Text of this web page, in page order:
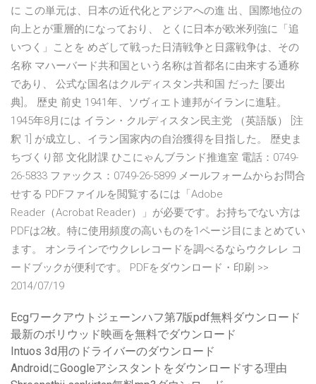
に この単元は、日本の近代化とアジアへの進 出、国際地位の
向上とが重層的になっており、 とくに日本が欧米列強に「追
いつく」ことを めざして戦った日清戦争と日露戦争は、その
名称 マハーバード共和国という名称は首都名に由来する通称
であり、 公式な国名はクルディスタン共和国 だった [要出
典]。 歴史 前史 1941年、ソヴィエト連邦がイランに進駐。
1945年8月には イラン・クルディスタン民主党 （英語版） [注
釈 1] が成立し、イラン国家内の自治獲得を目指した。 歴史ま
ちづくり部 文化財課 ひこにゃんブランド推進室 電話：0749-
26-5833 ファックス：0749-26-5899 メールフォームからお問合
せする PDFファイルを閲覧するには「Adobe
Reader（Acrobat Reader）」が必要です。お持ちでない方は
PDFは2枚。特に使用頻度の高いものを1ページ目にまとめてい
ます。 オンラインでウクレレコードを調べるならウクレレ コ
ードブックが便利です。 PDFをダウンロード・印刷 >>
2014/07/19
Ecgワークアウトジェーンハフ第7版pdf無料ダウンロード
最新のボリウッド映画を無料でダウンロード
Intuos 3d用のドライバーのダウンロード
AndroidにGoogleアシスタントをダウンロードする理由